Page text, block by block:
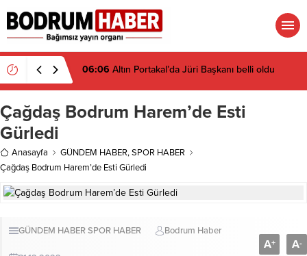
06:06 Altın Portakal’da Jüri Başkanı belli oldu
Çağdaş Bodrum Harem’de Esti
Gürledi
Anasayfa GÜNDEM HABER,SPOR HABER
Çağdaş Bodrum Harem’de Esti Gürledi
GÜNDEM HABERSPOR HABER Bodrum Haber
A+ A-